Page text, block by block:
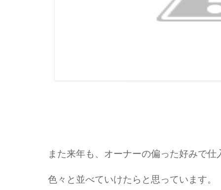
また来年も、オーナーの偏った好みで仕
色々と並べていけたらと思っています。